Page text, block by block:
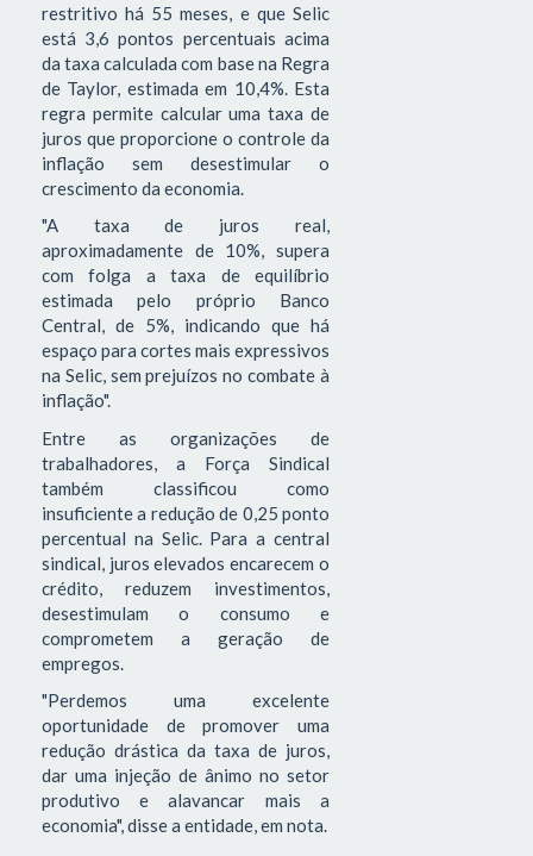
restritivo há 55 meses, e que Selic
está 3,6 pontos percentuais acima
da taxa calculada com base na Regra
de Taylor, estimada em 10,4%. Esta
regra permite calcular uma taxa de
juros que proporcione o controle da
inflação sem desestimular o
crescimento da economia.
"A taxa de juros real,
aproximadamente de 10%, supera
com folga a taxa de equilíbrio
estimada pelo próprio Banco
Central, de 5%, indicando que há
espaço para cortes mais expressivos
na Selic, sem prejuízos no combate à
inflação".
Entre as organizações de
trabalhadores, a Força Sindical
também classificou como
insuficiente a redução de 0,25 ponto
percentual na Selic. Para a central
sindical, juros elevados encarecem o
crédito, reduzem investimentos,
desestimulam o consumo e
comprometem a geração de
empregos.
"Perdemos uma excelente
oportunidade de promover uma
redução drástica da taxa de juros,
dar uma injeção de ânimo no setor
produtivo e alavancar mais a
economia", disse a entidade, em nota.